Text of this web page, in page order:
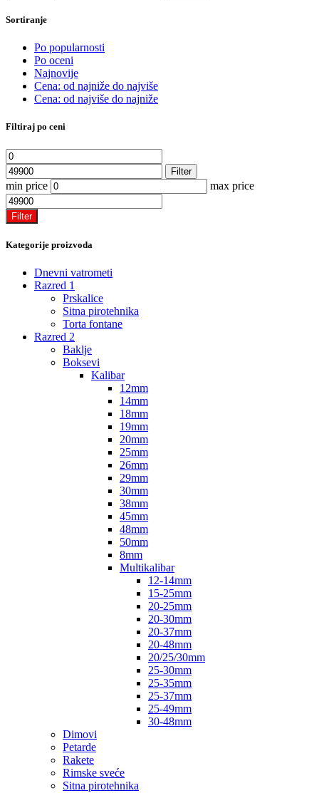
Sortiranje
Po popularnosti
Po oceni
Najnovije
Cena: od najniže do najviše
Cena: od najviše do najniže
Filtiraj po ceni
Minimalna
cena
cenaFilter
min price max price
Filter
Kategorije proizvoda
Dnevni vatrometi
Razred 1
Prskalice
Sitna pirotehnika
Torta fontane
Razred 2
Baklje
Boksevi
Kalibar
12mm
14mm
18mm
19mm
20mm
25mm
26mm
29mm
30mm
38mm
45mm
48mm
50mm
8mm
Multikalibar
12-14mm
15-25mm
20-25mm
20-30mm
20-37mm
20-48mm
20/25/30mm
25-30mm
25-35mm
25-37mm
25-49mm
30-48mm
Dimovi
Petarde
Rakete
Rimske sveće
Sitna pirotehnika